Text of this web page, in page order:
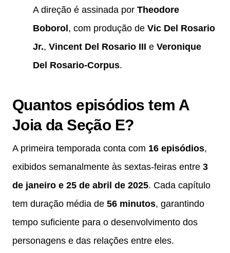
A direção é assinada por Theodore
Boborol, com produção de Vic Del Rosario
Jr., Vincent Del Rosario III e Veronique
Del Rosario-Corpus.
Quantos episódios tem A
Joia da Seção E?
A primeira temporada conta com 16 episódios,
exibidos semanalmente às sextas-feiras entre 3
de janeiro e 25 de abril de 2025. Cada capítulo
tem duração média de 56 minutos, garantindo
tempo suficiente para o desenvolvimento dos
personagens e das relações entre eles.